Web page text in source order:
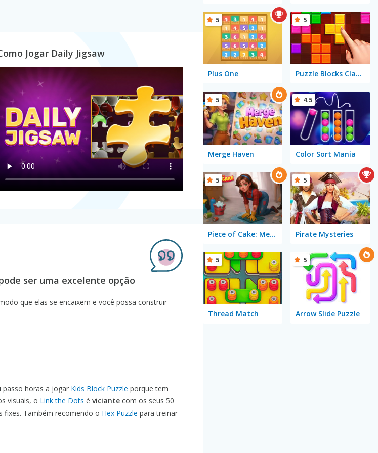
Jogar Daily Jigsaw
ser uma excelente opção
que elas se encaixem e você possa construir
passo horas a jogar Kids Block Puzzle porque tem
visuais, o Link the Dots é viciante com os seus 50
fixes. Também recomendo o Hex Puzzle para treinar
Plus One
5
Puzzle Blocks Classic
5
Merge Haven
5
Color Sort Mania
4.5
Piece of Cake: Merge and Bake
5
Pirate Mysteries
5
Thread Match
5
Arrow Slide Puzzle
5